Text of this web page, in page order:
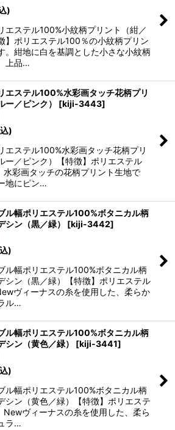
)
エステル100%小紋柄プリント（紺／
】ポリエステル100％の小紋柄プリン
。紺地に白を基調とした小さな小紋柄
上品…
エステル100%水彩画タッチ花柄プリ
ー／ピンク）
[kiji-3443]
)
エステル100%水彩画タッチ花柄プリ
ー／ピンク）【特徴】ポリエステル
水彩画タッチの花柄プリント生地で
地にピン…
ル幅ポリエステル100%ボタニカル柄
シン（黒／緑）
[kiji-3442]
)
ル幅ポリエステル100%ボタニカル柄
シン（黒／緑）【特徴】ポリエステル
ヴィーナスの糸を使用した、柔らか
ル…
ル幅ポリエステル100%ボタニカル柄
シン（黄色／緑）
[kiji-3441]
)
ル幅ポリエステル100%ボタニカル柄
シン（黄色／緑）【特徴】ポリエステ
Newヴィーナスの糸を使用した、柔ら
ラ…